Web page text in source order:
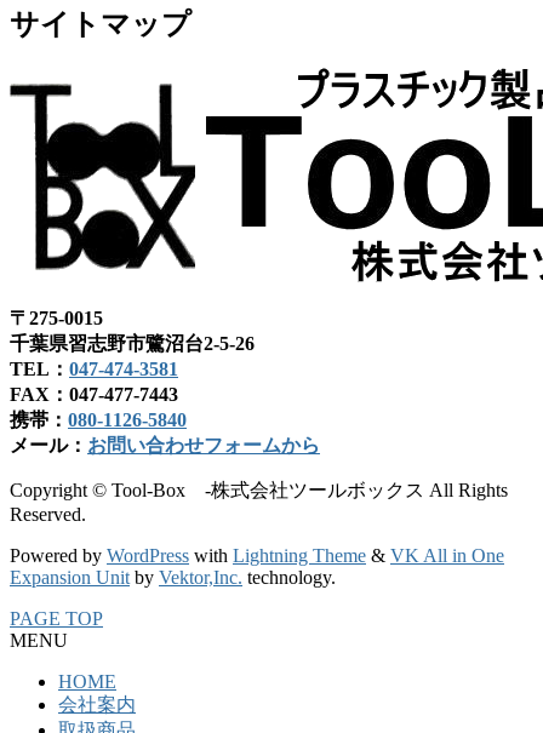
サイトマップ
〒275-0015
千葉県習志野市鷺沼台2-5-26
TEL： 047-474-3581
FAX：047-477-7443
携帯： 080-1126-5840
メール： お問い合わせフォームから
Copyright © Tool-Box -株式会社ツールボックス All Rights
Reserved.
Powered by WordPress with Lightning Theme & VK All in One
Expansion Unit by Vektor,Inc. technology.
PAGE TOP
MENU
HOME
会社案内